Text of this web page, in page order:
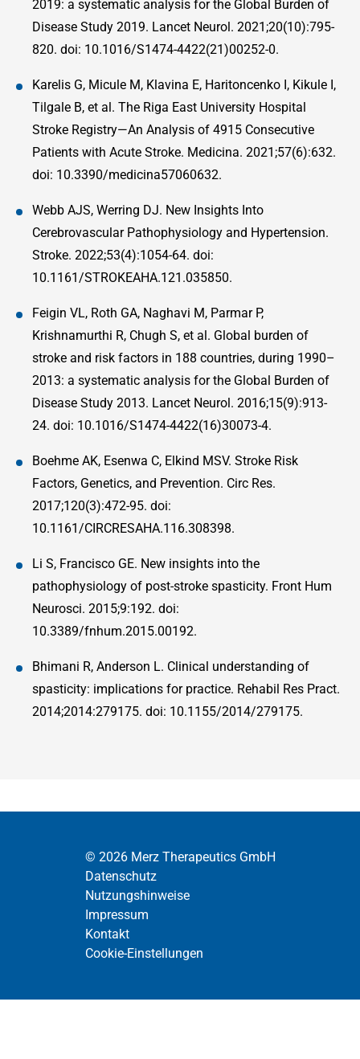
2019: a systematic analysis for the Global Burden of
Disease Study 2019. Lancet Neurol. 2021;20(10):795-
820. doi: 10.1016/S1474-4422(21)00252-0.
Karelis G, Micule M, Klavina E, Haritoncenko I, Kikule I,
Tilgale B, et al. The Riga East University Hospital
Stroke Registry—An Analysis of 4915 Consecutive
Patients with Acute Stroke. Medicina. 2021;57(6):632.
doi: 10.3390/medicina57060632.
Webb AJS, Werring DJ. New Insights Into
Cerebrovascular Pathophysiology and Hypertension.
Stroke. 2022;53(4):1054-64. doi:
10.1161/STROKEAHA.121.035850.
Feigin VL, Roth GA, Naghavi M, Parmar P,
Krishnamurthi R, Chugh S, et al. Global burden of
stroke and risk factors in 188 countries, during 1990–
2013: a systematic analysis for the Global Burden of
Disease Study 2013. Lancet Neurol. 2016;15(9):913-
24. doi: 10.1016/S1474-4422(16)30073-4.
Boehme AK, Esenwa C, Elkind MSV. Stroke Risk
Factors, Genetics, and Prevention. Circ Res.
2017;120(3):472-95. doi:
10.1161/CIRCRESAHA.116.308398.
Li S, Francisco GE. New insights into the
pathophysiology of post-stroke spasticity. Front Hum
Neurosci. 2015;9:192. doi:
10.3389/fnhum.2015.00192.
Bhimani R, Anderson L. Clinical understanding of
spasticity: implications for practice. Rehabil Res Pract.
2014;2014:279175. doi: 10.1155/2014/279175.
Footerlinks
© 2026 Merz Therapeutics GmbH
Datenschutz
Nutzungshinweise
Impressum
Kontakt
Cookie-Einstellungen